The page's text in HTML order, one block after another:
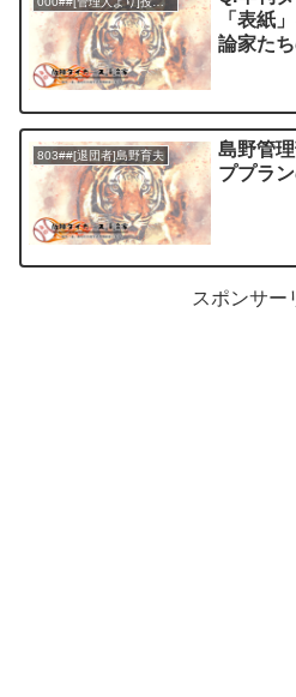
「表紙
論家た
803##[退団者]島野育夫
島野管
ププラ
スポンサー